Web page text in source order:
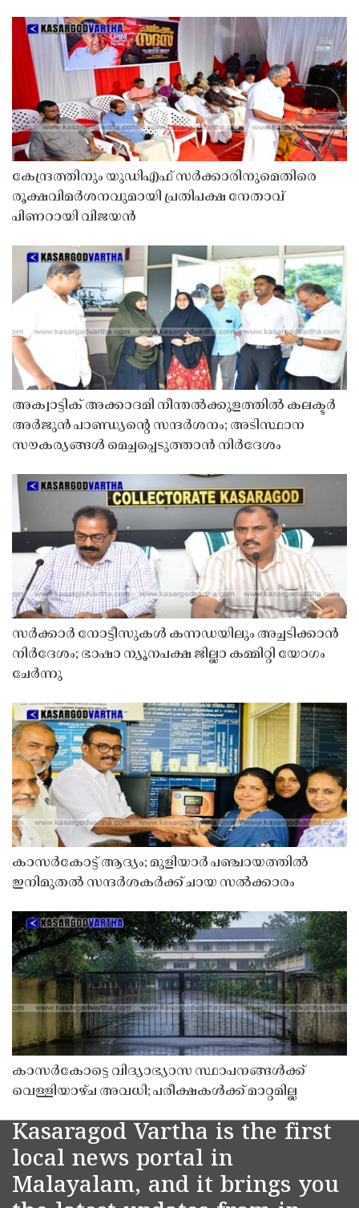
കേന്ദ്രത്തിനും യുഡിഎഫ് സർക്കാരിനുമെതിരെ
രൂക്ഷവിമർശനവുമായി പ്രതിപക്ഷ നേതാവ്
പിണറായി വിജയൻ
അക്വാട്ടിക് അക്കാദമി നീന്തൽക്കുളത്തിൽ കലക്ടർ
അർജുൻ പാണ്ഡ്യൻ്റെ സന്ദർശനം; അടിസ്ഥാന
സൗകര്യങ്ങൾ മെച്ചപ്പെടുത്താൻ നിർദേശം
സർക്കാർ നോട്ടീസുകൾ കന്നഡയിലും അച്ചടിക്കാൻ
നിർദേശം; ഭാഷാ ന്യൂനപക്ഷ ജില്ലാ കമ്മിറ്റി യോഗം
ചേർന്നു
കാസർകോട്ട് ആദ്യം; മുളിയാർ പഞ്ചായത്തിൽ
ഇനിമുതൽ സന്ദർശകർക്ക് ചായ സൽക്കാരം
കാസർകോട്ടെ വിദ്യാഭ്യാസ സ്ഥാപനങ്ങൾക്ക്
വെള്ളിയാഴ്ച അവധി; പരീക്ഷകൾക്ക് മാറ്റമില്ല
Kasaragod Vartha is the first
local news portal in
Malayalam, and it brings you